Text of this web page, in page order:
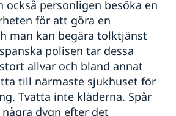
också personligen besöka en
för att göra en
man kan begära tolktjänst
polisen tar dessa
allvar och bland annat
till närmaste sjukhuset för
Tvätta inte kläderna. Spår
dygn efter det